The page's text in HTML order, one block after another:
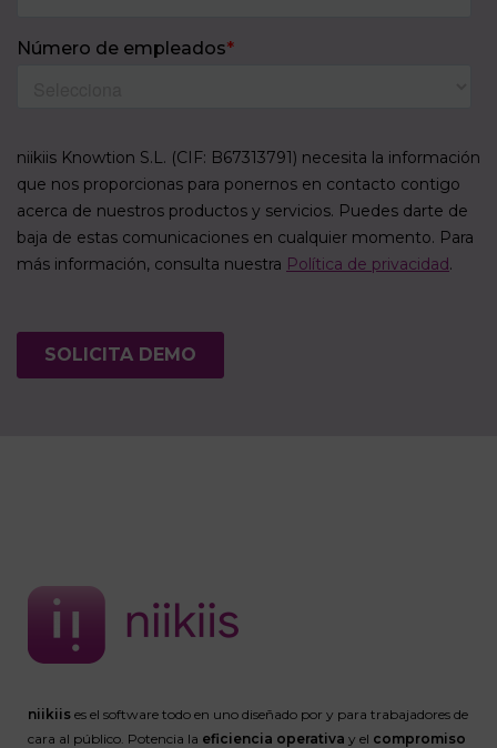
niikiis es el software todo en uno diseñado por y para trabajadores de
cara al público. Potencia la eficiencia operativa y el compromiso